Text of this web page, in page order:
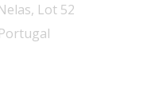
Lot 52